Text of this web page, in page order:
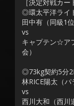
［決定対戦カー
◎環太平洋ライ
田中有（同級1
vs
キャプテン☆ア
会）
◎73kg契約5分
林RICE陽太（パ
vs
西川大和（西川